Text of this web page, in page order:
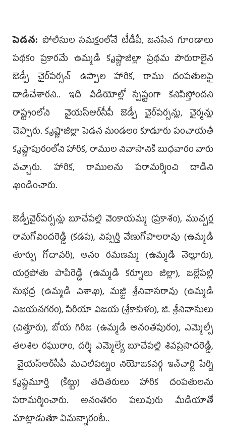
పెడన: పోలీసుల సమక్షంలోనే టీడీపీ, జనసేన గూండాలు
పథకం ప్రకారమే ఉమ్మడి కృష్ణాజిల్లా ప్రథమ పౌరురాలైన
జెడ్పీ చైర్‌పర్సన్‌ ఉప్పాల హారిక, రాము దంపతులపై
దాడిచేశారని.. ఇది వీడియోల్లో స్పష్టంగా కనిపిస్తోందని
రాష్ట్రంలోని వైయ‌స్ఆర్‌సీపీ జెడ్పీ చైర్‌పర్సన్లు, చైర్మన్లు
చెప్పారు. కృష్ణాజిల్లా పెడన మండలం కూడూరు పంచాయతీ
కృష్ణాపురంలోని హారిక, రాముల నివాసానికి బుధవారం వారు
వచ్చారు. హారిక, రాములను పరామర్శించి దాడిని
ఖండించారు.
జెడ్పీచైర్‌పర్సన్లు బూచేపల్లి వెంకాయమ్మ (ప్రకాశం), ముచ్చర్ల
రామగోవిందరెడ్డి (కడప), విప్పర్తి వేణుగోపాలరావు (ఉమ్మడి
తూర్పు గోదావరి), ఆనం రమణమ్మ (ఉమ్మడి నెల్లూరు),
యర్రపోతు పాపిరెడ్డి (ఉమ్మడి కర్నూలు జిల్లా), జల్లేపల్లి
సుభద్ర (ఉమ్మడి విశాఖ), మజ్జి శ్రీనివాసరావు (ఉమ్మడి
విజయనగరం), పిరియా విజయ (శ్రీకాకుళం), జి. శ్రీనివాసులు
(చిత్తూరు), బోయ గిరిజ (ఉమ్మడి అనంతపురం), ఎమ్మెల్సీ
తలశిల రఘురాం, దర్శి ఎమ్మెల్యే బూచేపల్లి శివప్రసాదరెడ్డి,
వైయ‌స్ఆర్‌సీపీ మచిలీపట్నం నియోజకవర్గ ఇన్‌చార్జి పేర్ని
కృష్ణమూర్తి (కిట్టు) తదితరులు హారిక దంపతులను
పరామర్శించారు. అనంతరం పలువురు మీడియాతో
మాట్లాడుతూ ఏమన్నారంటే..